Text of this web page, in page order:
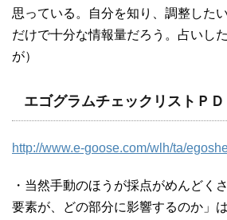
思っている。自分を知り、調整した
だけで十分な情報量だろう。占いし
が）
エゴグラムチェックリストＰＤ
http://www.e-goose.com/wlh/ta/
・当然手動のほうが採点がめんどく
要素が、どの部分に影響するのか」